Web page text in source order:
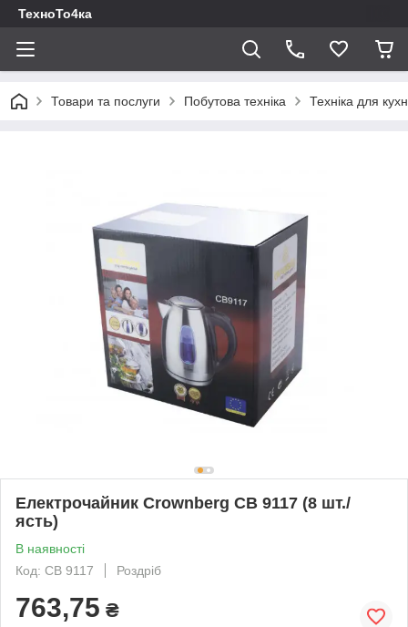
ТехноТо4ка
Товари та послуги Побутова техніка Техніка для
Електрочайник Crownberg CB 9117 (8 шт./
ясть)
В наявності
Код: CB 9117
Роздріб
763,75 ₴